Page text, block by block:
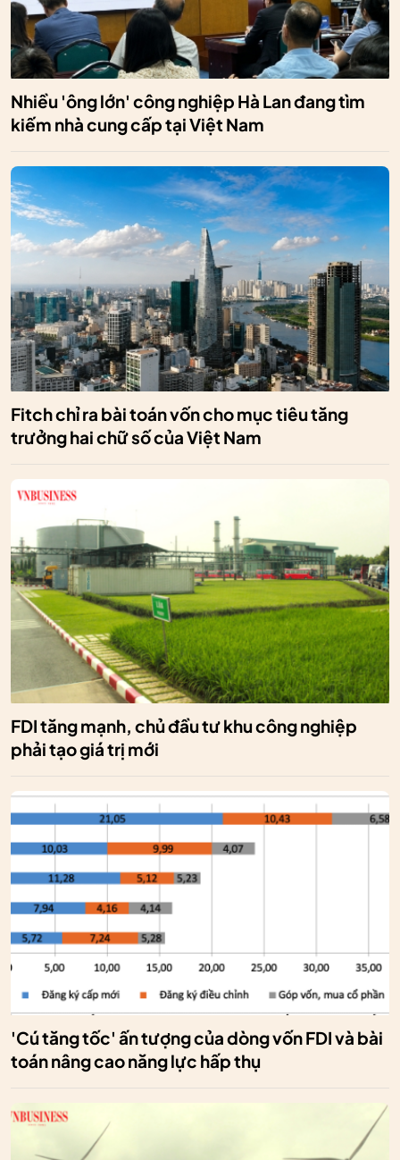
Nhiều 'ông lớn' công nghiệp Hà Lan đang tìm
kiếm nhà cung cấp tại Việt Nam
Fitch chỉ ra bài toán vốn cho mục tiêu tăng
trưởng hai chữ số của Việt Nam
FDI tăng mạnh, chủ đầu tư khu công nghiệp
phải tạo giá trị mới
'Cú tăng tốc' ấn tượng của dòng vốn FDI và bài
toán nâng cao năng lực hấp thụ